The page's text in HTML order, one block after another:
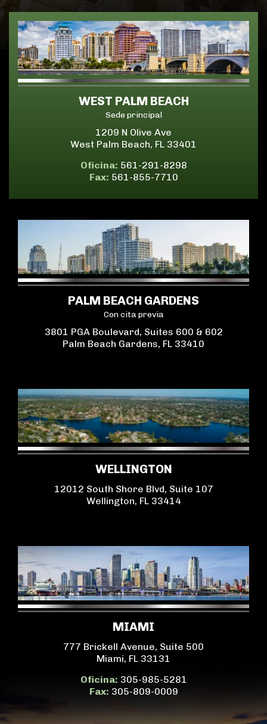
WEST PALM BEACH
Sede principal
1209 N Olive Ave
West Palm Beach, FL 33401
Oficina: 561-291-8298
Fax: 561-855-7710
PALM BEACH GARDENS
Con cita previa
3801 PGA Boulevard, Suites 600 & 602
Palm Beach Gardens, FL 33410
WELLINGTON
12012 South Shore Blvd, Suite 107
Wellington, FL 33414
MIAMI
777 Brickell Avenue, Suite 500
Miami, FL 33131
Oficina: 305-985-5281
Fax: 305-809-0009